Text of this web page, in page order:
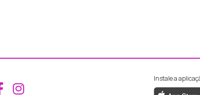
Aceder ao Facebook da RTP
Aceder ao Instagram da RTP
Instale a